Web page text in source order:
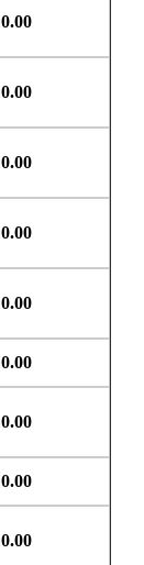
0.00
0.00
0.00
0.00
0.00
0.00
0.00
0.00
0.00